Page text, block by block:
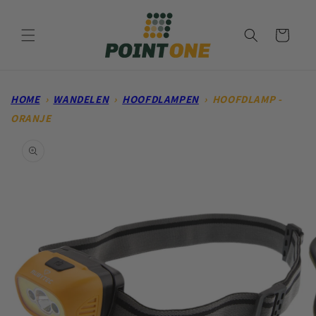
content
Winkelwagen
HOME› WANDELEN› HOOFDLAMPEN› HOOFDLAMP -
ORANJE